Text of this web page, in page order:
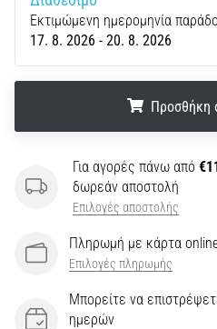
Παπούτσια
τρεξίματος
με
μεγαλύτερη
αντικραδασμική
προστασία
είναι
τα
μοντέλα
παπουτσιών
μεγαλύτερη
Εκτιμώμενη ημερομηνία
17. 8. 2026 - 20. 8. 2026
Προσθήκη
Για αγορές πάνω από
δωρεάν αποστολή
Επιλογές αποστολής
Πληρωμή με κάρτα
Επιλογές πληρωμής
Μπορείτε να
ημερών